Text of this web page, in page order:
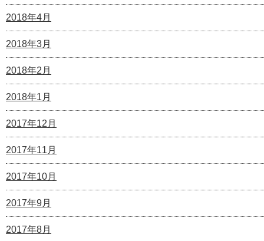
2018年4月
2018年3月
2018年2月
2018年1月
2017年12月
2017年11月
2017年10月
2017年9月
2017年8月